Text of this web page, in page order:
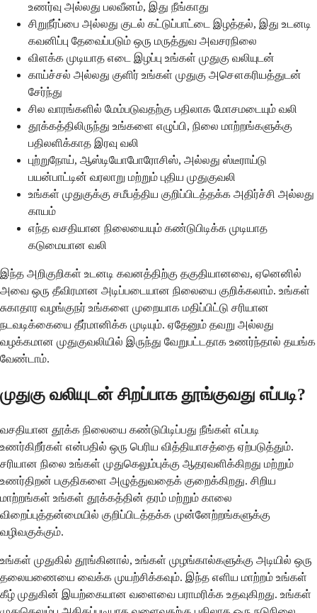
உணர்வு அல்லது பலவீனம், இது நீங்காது
சிறுநீர்ப்பை அல்லது குடல் கட்டுப்பாட்டை இழத்தல், இது உடனடி
கவனிப்பு தேவைப்படும் ஒரு மருத்துவ அவசரநிலை
விளக்க முடியாத எடை இழப்பு உங்கள் முதுகு வலியுடன்
காய்ச்சல் அல்லது குளிர் உங்கள் முதுகு அசௌகரியத்துடன்
சேர்ந்து
சில வாரங்களில் மேம்படுவதற்கு பதிலாக மோசமடையும் வலி
தூக்கத்திலிருந்து உங்களை எழுப்பி, நிலை மாற்றங்களுக்கு
பதிலளிக்காத இரவு வலி
புற்றுநோய், ஆஸ்டியோபோரோசிஸ், அல்லது ஸ்டீராய்டு
பயன்பாட்டின் வரலாறு மற்றும் புதிய முதுகுவலி
உங்கள் முதுகுக்கு சமீபத்திய குறிப்பிடத்தக்க அதிர்ச்சி அல்லது
காயம்
எந்த வசதியான நிலையையும் கண்டுபிடிக்க முடியாத
கடுமையான வலி
இந்த அறிகுறிகள் உடனடி கவனத்திற்கு தகுதியானவை, ஏனெனில்
அவை ஒரு தீவிரமான அடிப்படையான நிலையை குறிக்கலாம். உங்கள்
சுகாதார வழங்குநர் உங்களை முறையாக மதிப்பிட்டு சரியான
நடவடிக்கையை தீர்மானிக்க முடியும். ஏதேனும் தவறு அல்லது
வழக்கமான முதுகுவலியில் இருந்து வேறுபட்டதாக உணர்ந்தால் தயங்க
வேண்டாம்.
முதுகு வலியுடன் சிறப்பாக தூங்குவது எப்படி?
வசதியான தூக்க நிலையை கண்டுபிடிப்பது நீங்கள் எப்படி
உணர்கிறீர்கள் என்பதில் ஒரு பெரிய வித்தியாசத்தை ஏற்படுத்தும்.
சரியான நிலை உங்கள் முதுகெலும்புக்கு ஆதரவளிக்கிறது மற்றும்
உணர்திறன் பகுதிகளை அழுத்துவதைக் குறைக்கிறது. சிறிய
மாற்றங்கள் உங்கள் தூக்கத்தின் தரம் மற்றும் காலை
விறைப்புத்தன்மையில் குறிப்பிடத்தக்க முன்னேற்றங்களுக்கு
வழிவகுக்கும்.
உங்கள் முதுகில் தூங்கினால், உங்கள் முழங்கால்களுக்கு அடியில் ஒரு
தலையணையை வைக்க முயற்சிக்கவும். இந்த எளிய மாற்றம் உங்கள்
கீழ் முதுகின் இயற்கையான வளைவை பராமரிக்க உதவுகிறது. உங்கள்